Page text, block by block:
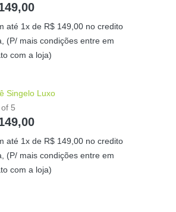
até 1x de R$ 149,00 no credito
(P/ mais condições entre em
com a loja)
Singelo Luxo
5
até 1x de R$ 149,00 no credito
(P/ mais condições entre em
com a loja)